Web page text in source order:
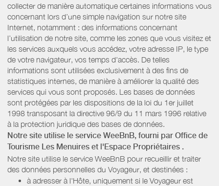
collecter de manière automatique certaines informations vous
concernant lors d’une simple navigation sur notre site
Internet, notamment : des informations concernant
l’utilisation de notre site, comme les zones que vous visitez et
les services auxquels vous accédez, votre adresse IP, le type
de votre navigateur, vos temps d'accès. De telles
informations sont utilisées exclusivement à des fins de
statistiques internes, de manière à améliorer la qualité des
services qui vous sont proposés. Les bases de données
sont protégées par les dispositions de la loi du 1er juillet
1998 transposant la directive 96/9 du 11 mars 1996 relative
à la protection juridique des bases de données.
Notre site utilise le service WeeBnB, fourni par Office de
Tourisme Les Menuires et l'Espace Propriétaires .
Notre site utilise le service WeeBnB pour recueillir et traiter
des données personnelles du Voyageur, et destinées :
à adresser à l'Hôte, uniquement si le Voyageur est